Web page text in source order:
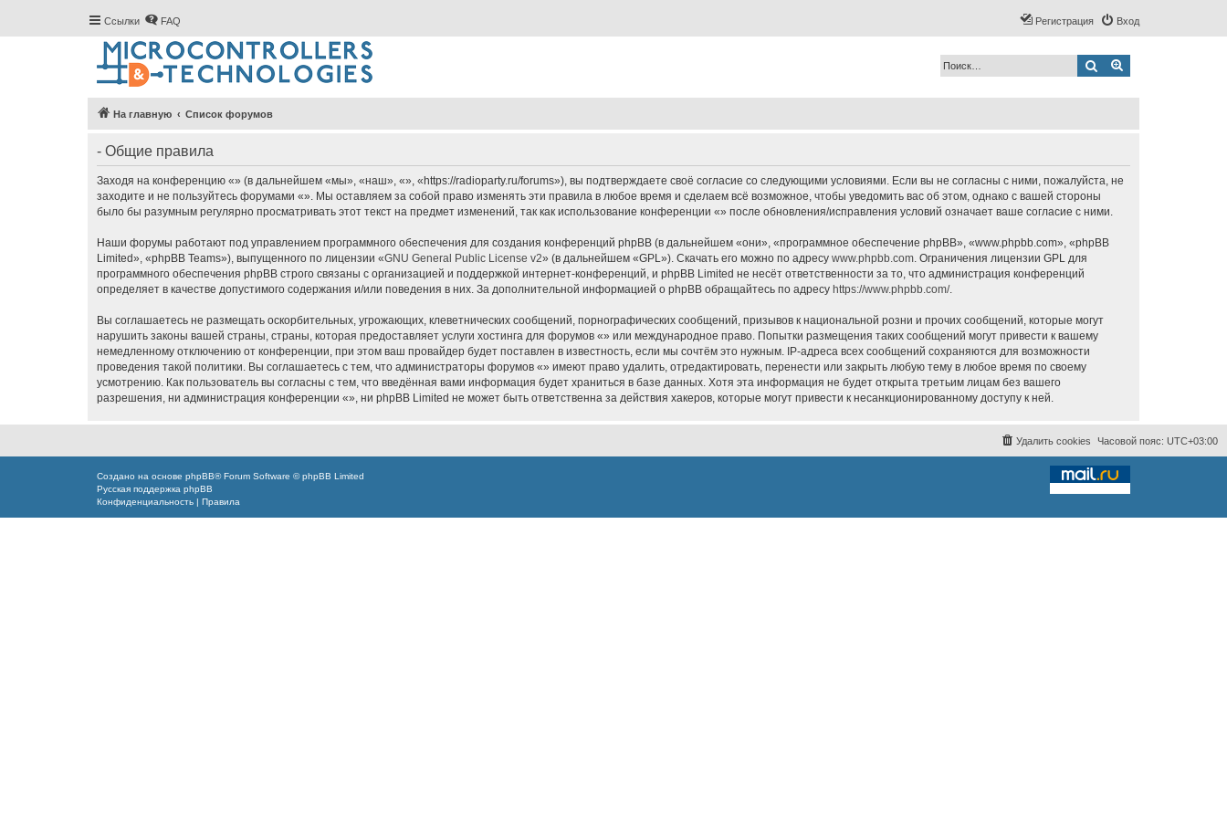
Ссылки FAQ Вход
Регистрация
Поиск
На главную Список форумов
- Общие правила
Заходя на конференцию «» (в дальнейшем «мы», «наш», «», «https://radioparty.ru/forums»), вы подтверждаете своё согласие со следующими условиями. Если вы не согласны с ними, пожалуйста, не
заходите и не пользуйтесь форумами «». Мы оставляем за собой право изменять эти правила в любое время и сделаем всё возможное, чтобы уведомить вас об этом, однако с вашей стороны
было бы разумным регулярно просматривать этот текст на предмет изменений, так как использование конференции «» после обновления/исправления условий означает ваше согласие с ними.
Наши форумы работают под управлением программного обеспечения для создания конференций phpBB (в дальнейшем «они», «программное обеспечение phpBB», «www.phpbb.com», «phpBB
Limited», «phpBB Teams»), выпущенного по лицензии «GNU General Public License v2» (в дальнейшем «GPL»). Скачать его можно по адресу www.phpbb.com. Ограничения лицензии GPL для
программного обеспечения phpBB строго связаны с организацией и поддержкой интернет-конференций, и phpBB Limited не несёт ответственности за то, что администрация конференций
определяет в качестве допустимого содержания и/или поведения в них. За дополнительной информацией о phpBB обращайтесь по адресу https://www.phpbb.com/.
Вы соглашаетесь не размещать оскорбительных, угрожающих, клеветнических сообщений, порнографических сообщений, призывов к национальной розни и прочих сообщений, которые могут
нарушить законы вашей страны, страны, которая предоставляет услуги хостинга для форумов «» или международное право. Попытки размещения таких сообщений могут привести к вашему
немедленному отключению от конференции, при этом ваш провайдер будет поставлен в известность, если мы сочтём это нужным. IP-адреса всех сообщений сохраняются для возможности
проведения такой политики. Вы соглашаетесь с тем, что администраторы форумов «» имеют право удалить, отредактировать, перенести или закрыть любую тему в любое время по своему
усмотрению. Как пользователь вы согласны с тем, что введённая вами информация будет храниться в базе данных. Хотя эта информация не будет открыта третьим лицам без вашего
разрешения, ни администрация конференции «», ни phpBB Limited не может быть ответственна за действия хакеров, которые могут привести к несанкционированному доступу к ней.
Часовой пояс: UTC+03:00
Удалить cookies
Создано на основе phpBB® Forum Software © phpBB Limited
Русская поддержка phpBB
Конфиденциальность | Правила